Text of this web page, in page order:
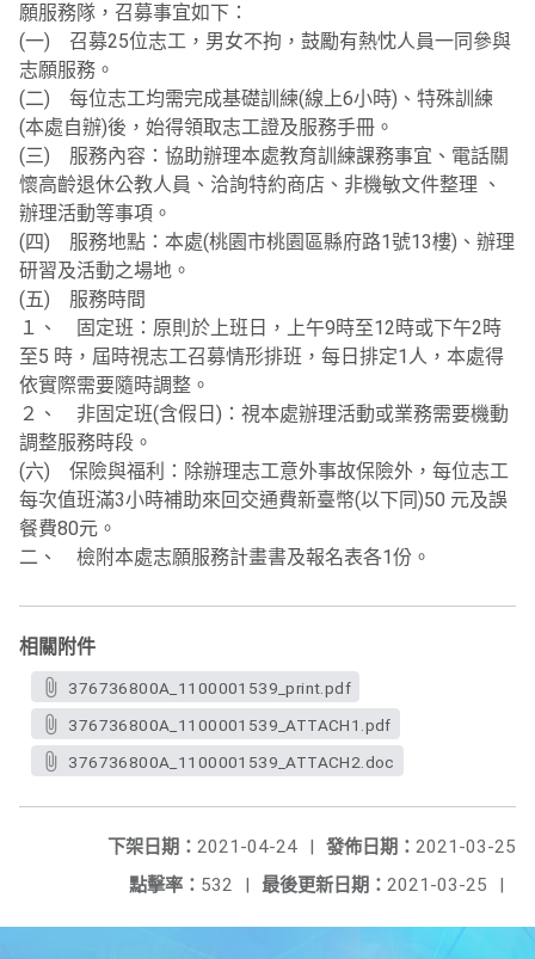
願服務隊，召募事宜如下：
(一) 召募25位志工，男女不拘，鼓勵有熱忱人員一同參與
志願服務。
(二) 每位志工均需完成基礎訓練(線上6小時)、特殊訓練
(本處自辦)後，始得領取志工證及服務手冊。
(三) 服務內容：協助辦理本處教育訓練課務事宜、電話關
懷高齡退休公教人員、洽詢特約商店、非機敏文件整理 、
辦理活動等事項。
(四) 服務地點：本處(桃園市桃園區縣府路1號13樓)、辦理
研習及活動之場地。
(五) 服務時間
１、 固定班：原則於上班日，上午9時至12時或下午2時
至5 時，屆時視志工召募情形排班，每日排定1人，本處得
依實際需要隨時調整。
２、 非固定班(含假日)：視本處辦理活動或業務需要機動
調整服務時段。
(六) 保險與福利：除辦理志工意外事故保險外，每位志工
每次值班滿3小時補助來回交通費新臺幣(以下同)50 元及誤
餐費80元。
二、 檢附本處志願服務計畫書及報名表各1份。
相關附件
376736800A_1100001539_print.pdf
376736800A_1100001539_ATTACH1.pdf
376736800A_1100001539_ATTACH2.doc
發佈日期： 2021-03-25
下架日期： 2021-04-24
|
最後更新日期： 2021-03-25 |
點擊率： 532 |